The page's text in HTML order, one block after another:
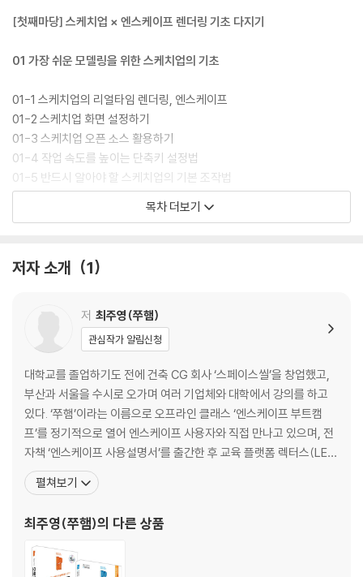
[첫째마당] 스케치업 × 엔스케이프 렌더링 기초 다지기
01 가장 쉬운 모델링을 위한 스케치업의 기초
01-1 스케치업의 리얼타임 렌더링, 엔스케이프
01-2 스케치업 화면 설정하기
01-3 스케치업 오픈 소스 활용하기
01-4 작업 속도를 높이는 단축키 설정법
01-5 반드시 알아야 할 스케치업의 기본 조작법
01-6 스케치업에서 재질 매핑하기
01-7 렌더링을 위한 최적의 장면 잡기
02-2 풍부한 렌더링 소스 활용하기
02-3 현실감을 더하는 랜덤 기능
02-4 렌더링 재실행, 라이브 업데이트, 카메라 동기화
02-5 렌더링 분위기 설정하기
02-6 디테일하게 재질 조정하기
02-7 렌더링 설정값 저장하기
02-8 다양한 장면을 위한 준비
02-9 렌더링 화면을 영상으로 출력하기
03 한 끗 차이를 만드는 내부 렌더링
03-1 오두막 내부에 가구와 사람 세팅하기
03-2 움직이는 디스플레이 화면 만들기
03-3 인공조명 설치하기
목차 더보기
저자 소개 1
저 최주영(쭈햄)
관심작가 알림신청
대학교를 졸업하기도 전에 건축 CG 회사 ‘스페이스씰’을 창업했고,
부산과 서울을 수시로 오가며 여러 기업체와 대학에서 강의를 하고
있다. ‘쭈햄’이라는 이름으로 오프라인 클래스 ‘엔스케이프 부트캠
프’를 정기적으로 열어 엔스케이프 사용자와 직접 만나고 있으며, 전
자책 ‘엔스케이프 사용설명서’를 출간한 후 교육 플랫폼 렉터스(LEC
TUS)에서 온라인 강의도 하고 있다. 만나지 못하는 전 세계 엔스케
이프 사용자를 위해 오픈 채팅방 ‘엔스케이프 연구소’와 유튜브 채널
엔스케이프를 공부를 할 때 커뮤니티에서 서로 도움
펼쳐보기
최주영(쭈햄)의 다른 상품